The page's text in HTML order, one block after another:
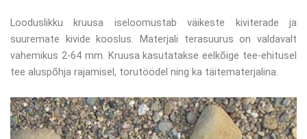
Looduslikku kruusa iseloomustab väikeste kiviterade ja
suuremate kivide kooslus. Materjali terasuurus on valdavalt
vahemikus 2-64 mm. Kruusa kasutatakse eelkõige tee-ehitusel
tee aluspõhja rajamisel, torutöödel ning ka täitematerjalina.